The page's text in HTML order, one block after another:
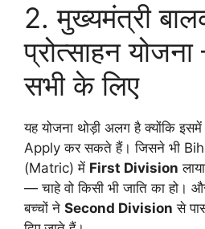
2. मुख्यमंत्री
प्रोत्साहन
सभी के लिए
यह योजना थोड़ी अलग है क्योंकि इसमें
Apply कर सकते हैं। जिसने भी
(Matric) में First Division
— चाहे वो किसी भी जाति का हो।
बच्चों ने Second Division से